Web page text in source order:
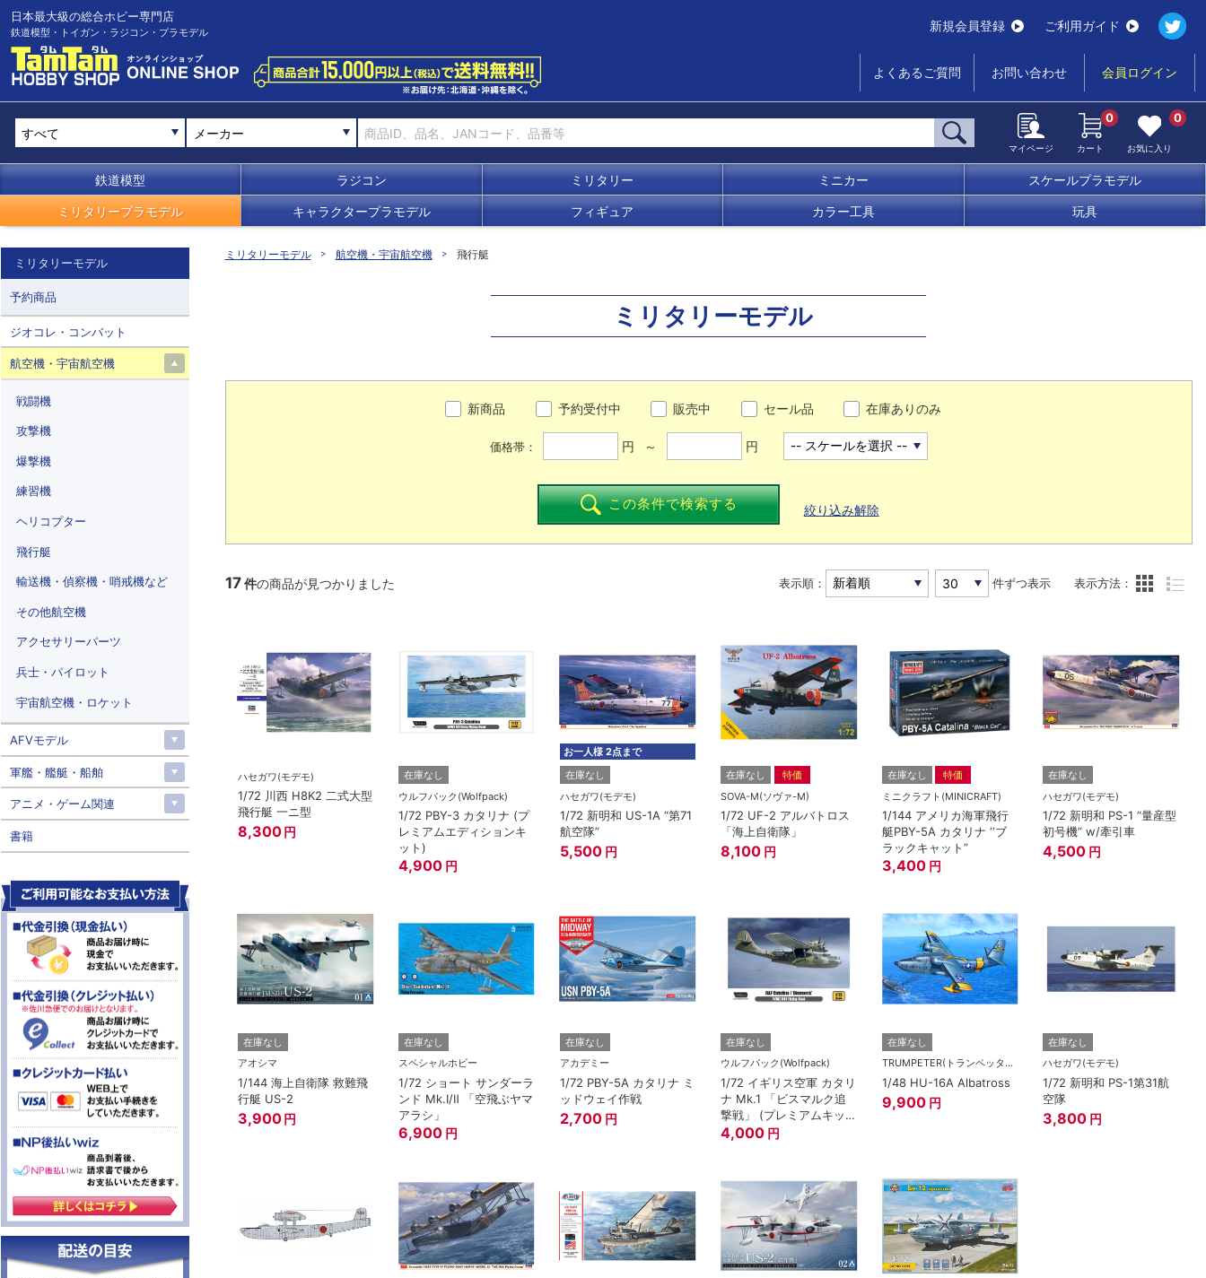
日本最大級の総合ホビー専門店
鉄道模型・トイガン・ラジコン・プラモデル 新規会員登録 ご利用ガイド
よくあるご質問 お問い合わせ 会員ログイン
メーカー
マイページ カート
0
お気に入り
0
鉄道模型 ラジコン ミリタリー ミニカー スケールプラモデル
ミリタリープラモデル キャラクタープラモデル フィギュア カラー工具 玩具
ミリタリーモデル 航空機・宇宙航空機 飛行艇
ミリタリーモデル
新商品 予約受付中 販売中 セール品 在庫ありのみ
価格帯： 円 ～ 円
この条件で検索する 絞り込み解除
17件の商品が見つかりました 表示順： 件ずつ表示 表示方法：
ハセガワ(モデモ)
1/72 川西 H8K2 二式大型
飛行艇 一ニ型
8,300 円
在庫なし
ウルフパック(Wolfpack)
1/72 PBY-3 カタリナ (プ
レミアムエディションキ
ット)
4,900 円
お一人様 2点まで
在庫なし
ハセガワ(モデモ)
1/72 新明和 US-1A “第71
航空隊”
5,500 円
在庫なし
特価
SOVA-M(ソヴァ-M)
1/72 UF-2 アルバトロス
「海上自衛隊」
8,100 円
在庫なし
特価
ミニクラフト(MINICRAFT)
1/144 アメリカ海軍飛行
艇PBY-5A カタリナ ‘‘ブ
ラックキャット”
3,400 円
在庫なし
ハセガワ(モデモ)
1/72 新明和 PS-1 “量産型
初号機” w/牽引車
4,500 円
在庫なし
アオシマ
1/144 海上自衛隊 救難飛
行艇 US-2
3,900 円
在庫なし
スペシャルホビー
1/72 ショート サンダーラ
ンド Mk.Ⅰ/Ⅱ 「空飛ぶヤマ
アラシ」
6,900 円
在庫なし
アカデミー
1/72 PBY-5A カタリナ ミ
ッドウェイ作戦
2,700 円
在庫なし
ウルフパック(Wolfpack)
1/72 イギリス空軍 カタリ
ナ Mk.1 「ビスマルク追
撃戦」 (プレミアムキッ
ト)
4,000 円
在庫なし
TRUMPETER(トランペッター)
1/48 HU-16A Albatross
9,900 円
在庫なし
ハセガワ(モデモ)
1/72 新明和 PS-1第31航
空隊
3,800 円
ミリタリーモデル
予約商品
ジオコレ・コンバット
航空機・宇宙航空機
戦闘機
攻撃機
爆撃機
練習機
ヘリコプター
飛行艇
輸送機・偵察機・哨戒機など
その他航空機
アクセサリーパーツ
兵士・パイロット
宇宙航空機・ロケット
AFVモデル
軍艦・艦艇・船舶
アニメ・ゲーム関連
書籍